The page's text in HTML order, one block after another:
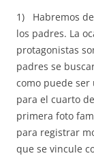
1) Habremos
los padres. La
protagonistas
padres se
como puede
para el cuarto
primera foto
para registrar
que se vincule